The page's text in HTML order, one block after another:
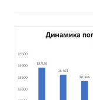
Плановая
голов.
доильный зал